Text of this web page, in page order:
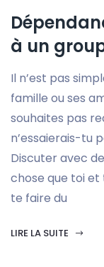
à un
Il n’est pas
famille ou ses
souhaites pas
n’essaierais-tu
Discuter avec
chose que toi
te faire du
LIRE LA SUITE